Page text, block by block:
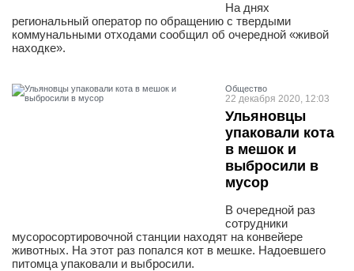
На днях
региональный оператор по обращению с твердыми
коммунальными отходами сообщил об очередной «живой
находке».
Общество
22 декабря 2020, 12:03
Ульяновцы
упаковали кота
в мешок и
выбросили в
мусор
В очередной раз
сотрудники
мусоросортировочной станции находят на конвейере
животных. На этот раз попался кот в мешке. Надоевшего
питомца упаковали и выбросили.